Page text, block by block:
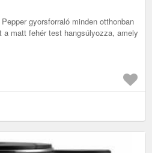
gyorsforraló minden otthonban
matt fehér test hangsúlyozza, amely